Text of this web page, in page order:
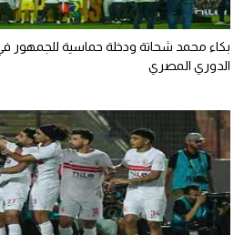
بكاء محمد شحاتة ودخلة حماسية للجمهور في
الدوري المصري